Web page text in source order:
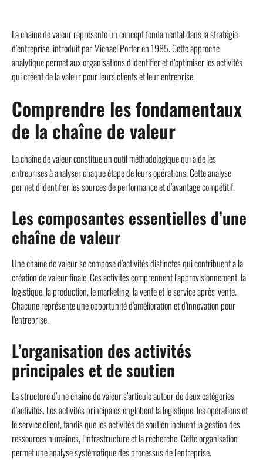
La chaîne de valeur représente un concept fondamental dans la stratégie
d’entreprise, introduit par Michael Porter en 1985. Cette approche
analytique permet aux organisations d’identifier et d’optimiser les activités
qui créent de la valeur pour leurs clients et leur entreprise.
Comprendre les fondamentaux
de la chaîne de valeur
La chaîne de valeur constitue un outil méthodologique qui aide les
entreprises à analyser chaque étape de leurs opérations. Cette analyse
permet d’identifier les sources de performance et d’avantage compétitif.
Les composantes essentielles d’une
chaîne de valeur
Une chaîne de valeur se compose d’activités distinctes qui contribuent à la
création de valeur finale. Ces activités comprennent l’approvisionnement, la
logistique, la production, le marketing, la vente et le service après-vente.
Chacune représente une opportunité d’amélioration et d’innovation pour
l’entreprise.
L’organisation des activités
principales et de soutien
La structure d’une chaîne de valeur s’articule autour de deux catégories
d’activités. Les activités principales englobent la logistique, les opérations et
le service client, tandis que les activités de soutien incluent la gestion des
ressources humaines, l’infrastructure et la recherche. Cette organisation
permet une analyse systématique des processus de l’entreprise.